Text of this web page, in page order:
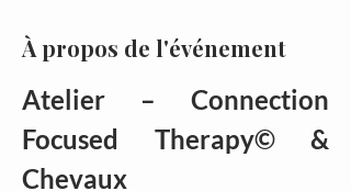
À propos de l'événement
Atelier – Connection
Focused Therapy© &
Chevaux